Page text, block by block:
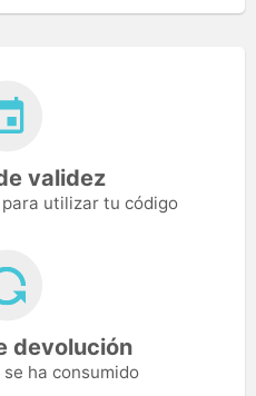
validez
utilizar tu código
devolución
ha consumido